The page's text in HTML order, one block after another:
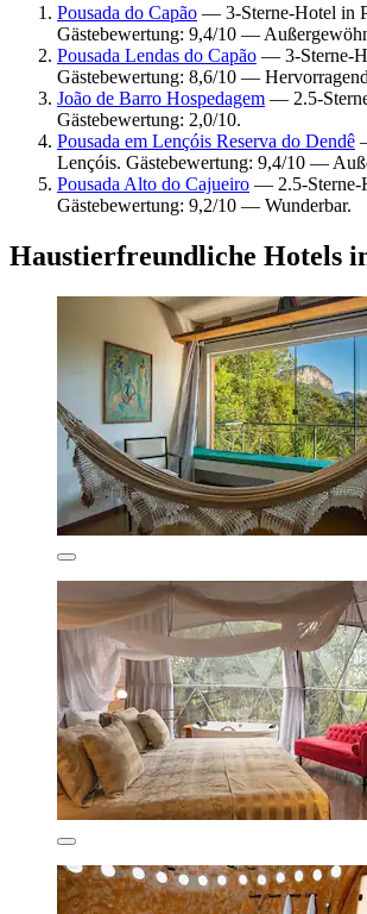
Pousada do Capão — 3-Sterne-Hotel in
Gästebewertung: 9,4/10 —
Pousada Lendas do Capão — 3-Sterne-
Gästebewertung: 8,6/10 —
João de Barro Hospedagem — 2.5-
Gästebewertung: 2,0/10.
Pousada em Lençóis Reserva do Dendê
Lençóis. Gästebewertung: 9,4/10 —
Pousada Alto do Cajueiro — 2.5-Sterne-
Gästebewertung: 9,2/10 — Wunderbar.
Haustierfreundliche Hotels